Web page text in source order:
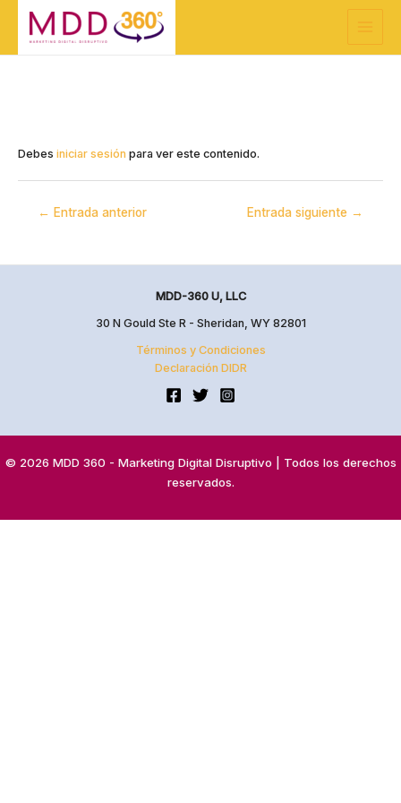
contenido
Main
Menu
Debes iniciar sesión para ver este contenido.
entradas
← Entrada anterior Entrada siguiente →
MDD-360 U, LLC
30 N Gould Ste R - Sheridan, WY 82801
Términos y Condiciones
Declaración DIDR
© 2026 MDD 360 - Marketing Digital Disruptivo | Todos los derechos
reservados.